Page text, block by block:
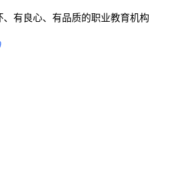
、有良心、有品质的职业教育机构